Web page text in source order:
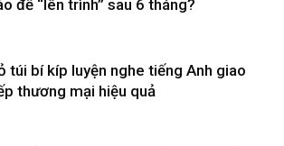
để “lên trình” sau 6 tháng?
túi bí kíp luyện nghe tiếng Anh giao
thương mại hiệu quả